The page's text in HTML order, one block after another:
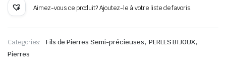
cuentas
heishi
piedra
Aimez-vous ce produit? Ajoutez-le à votre liste de favoris.
Categories: Fils de Pierres Semi-précieuses, PERLES BIJOUX,
Pierres